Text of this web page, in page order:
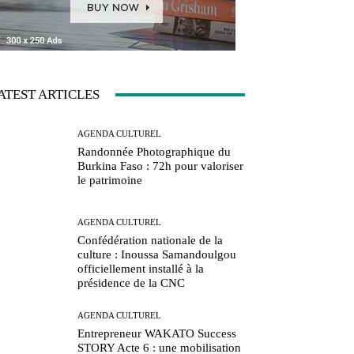
ARTICLES
AGENDA CULTUREL
Randonnée Photographique du
Burkina Faso : 72h pour valoriser
le patrimoine
AGENDA CULTUREL
Confédération nationale de la
culture : Inoussa Samandoulgou
officiellement installé à la
présidence de la CNC
AGENDA CULTUREL
Entrepreneur WAKATO Success
STORY Acte 6 : une mobilisation